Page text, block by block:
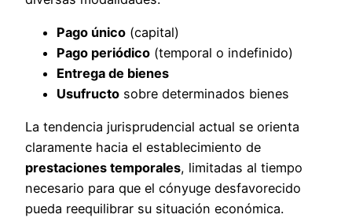
Pago único (capital)
Pago periódico (temporal o indefinido)
Entrega de bienes
Usufructo sobre determinados bienes
La tendencia jurisprudencial actual se orienta
claramente hacia el establecimiento de
prestaciones temporales, limitadas al tiempo
necesario para que el cónyuge desfavorecido
pueda reequilibrar su situación económica.